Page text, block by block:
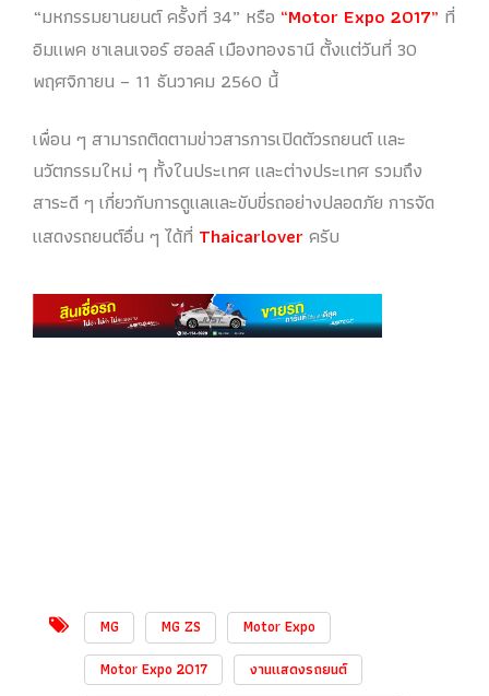
“มหกรรมยานยนต์ ครั้งที่ 34” หรือ “Motor Expo 2017” ที่
อิมแพค ชาเลนเจอร์ ฮอลล์ เมืองทองธานี ตั้งแต่วันที่ 30
พฤศจิกายน – 11 ธันวาคม 2560 นี้
เพื่อน ๆ สามารถติดตามข่าวสารการเปิดตัวรถยนต์ และ
นวัตกรรมใหม่ ๆ ทั้งในประเทศ และต่างประเทศ รวมถึง
สาระดี ๆ เกี่ยวกับการดูแลและขับขี่รถอย่างปลอดภัย การจัด
แสดงรถยนต์อื่น ๆ ได้ที่ Thaicarloverครับ
MG MG ZS
Motor Expo
Motor Expo 2017
งานแสดงรถยนต์